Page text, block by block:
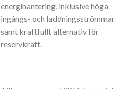
energihantering, inklusive höga
ingångs- och laddningsströmmar
samt kraftfullt alternativ för
reservkraft.